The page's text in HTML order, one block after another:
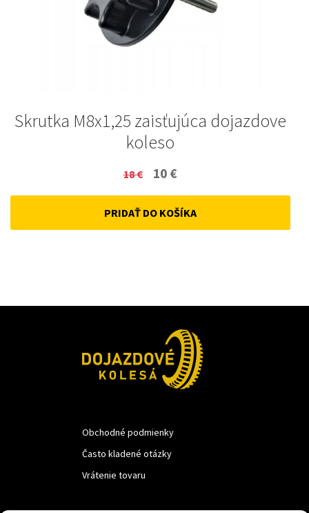
Skrutka M8x1,25 zaisťujúca dojazdove
koleso
18€
Original
price
was:
10 €
price
is:
PRIDAŤ DO KOŠÍKA
Obchodné podmienky
Často kladené otázky
Vrátenie tovaru